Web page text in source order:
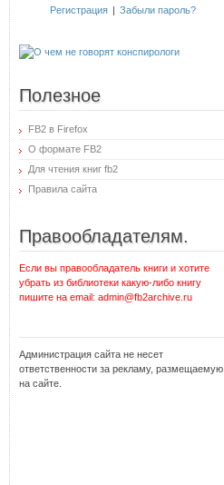
Регистрация | Забыли пароль?
Полезное
FB2 в Firefox
О формате FB2
Для чтения книг fb2
Правила сайта
Правообладателям.
Если вы правообладатель книги и хотите
убрать из библиотеки какую-либо книгу
пишите на email: admin@fb2archive.ru
Администрация сайта не несет
ответственности за рекламу, размещаемую
на сайте.